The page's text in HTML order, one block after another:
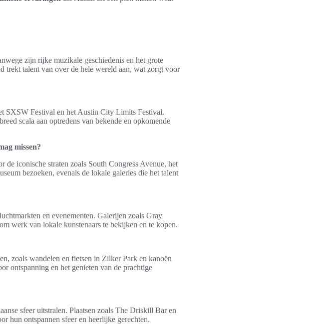
zijn rijke muzikale geschiedenis en het grote
trekt talent van over de hele wereld aan, wat zorgt voor
SXSW Festival en het Austin City Limits Festival.
scala aan optredens van bekende en opkomende
missen?
iconische straten zoals South Congress Avenue, het
bezoeken, evenals de lokale galeries die het talent
en evenementen. Galerijen zoals Gray
werk van lokale kunstenaars te bekijken en te kopen.
zoals wandelen en fietsen in Zilker Park en kanoën
ontspanning en het genieten van de prachtige
sfeer uitstralen. Plaatsen zoals The Driskill Bar en
hun ontspannen sfeer en heerlijke gerechten.